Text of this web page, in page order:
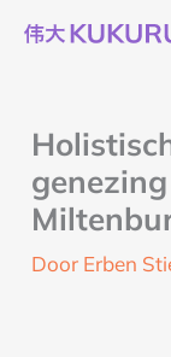
naar
Door Erben